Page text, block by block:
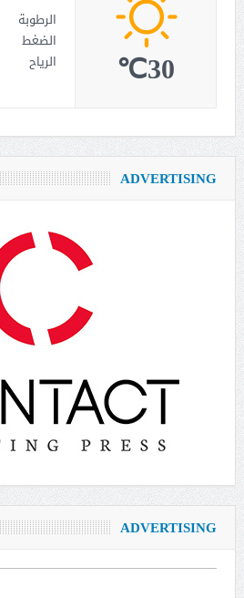
الرطوبة
الضغط
الرياح
30℃
ADVERTISING
ADVERTISING